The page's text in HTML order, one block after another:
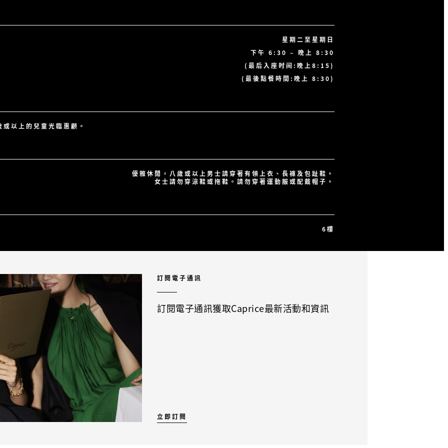
星期二至星期日
下午 6:30 – 晚上 8:30
(最后入座时间:晚上8:15)
(最後點餐時間:晚上 8:30)
以上的兒童光臨惠顧。
優雅休閒，八歲或以上男士請穿著有領上衣、長褲及包趾鞋。
女士請勿穿涼鞋或拖鞋。請勿穿著運動服或配戴帽子。
6樓
訂閱電子通訊
訂閱電子通訊獲取Caprice最新活動和資訊
立即訂閱